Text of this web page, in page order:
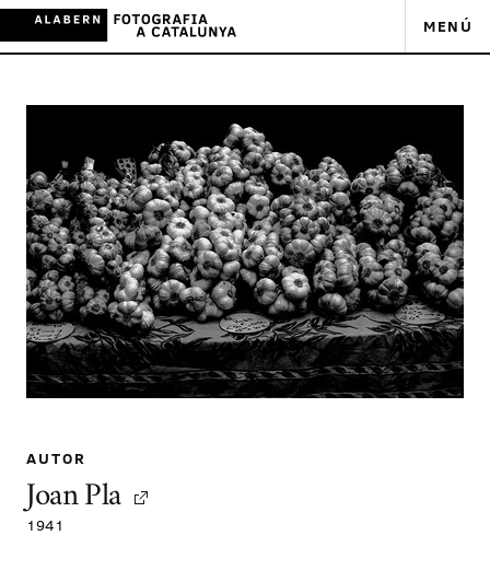
MENÚ
AUTOR
Joan Pla
1941